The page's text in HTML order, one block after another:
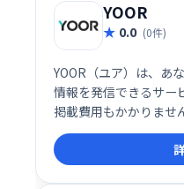
YOOR
0.0 (0件)
YOOR（ユア）は、あ
情報を発信できるサー
掲載費用もかかりませ
し、限定情報を共有